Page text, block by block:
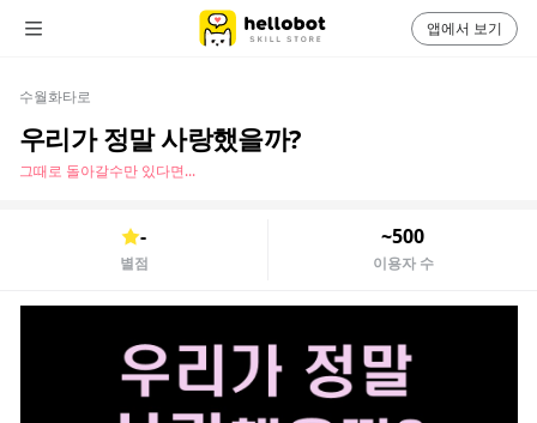
수월화타로
우리가 정말 사랑했을까?
그때로 돌아갈수만 있다면...
-
별점
~500
이용자 수
앱에서 보기